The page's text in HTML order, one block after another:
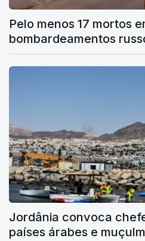
Pelo menos 17 mortos
bombardeamentos
Jordânia convoca
países árabes e